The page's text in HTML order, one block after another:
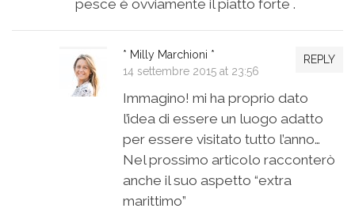
pesce è ovviamente il piatto forte .
REPLY
* Milly Marchioni *
14 settembre 2015 at 23:56
Immagino! mi ha proprio dato
l’idea di essere un luogo adatto
per essere visitato tutto l’anno…
Nel prossimo articolo racconterò
anche il suo aspetto “extra
marittimo”